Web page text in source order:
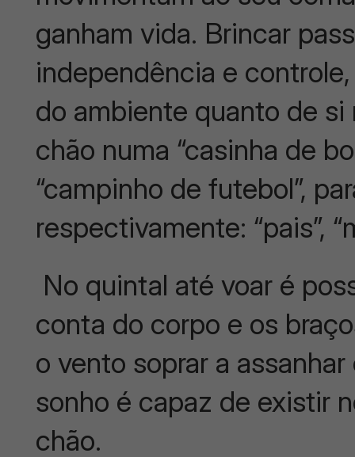
ganham vida. Brincar
independência e
do ambiente quanto de
chão numa “casinha de
“campinho de futebol”,
respectivamente: “pais”,
No quintal até voar é
conta do corpo e os
o vento soprar a
sonho é capaz de existir
chão.